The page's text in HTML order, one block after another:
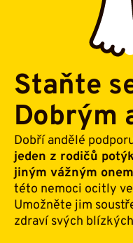
Staňte
Dobrým
Dobří andělé
jeden z rodičů
jiným vážným
této nemoci ocitly
Umožněte jim
zdraví svých